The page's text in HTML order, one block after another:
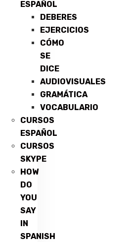
ESPAÑOL
DEBERES
EJERCICIOS
CÓMO
SE
DICE
AUDIOVISUALES
GRAMÁTICA
VOCABULARIO
CURSOS
ESPAÑOL
CURSOS
SKYPE
HOW
DO
YOU
SAY
IN
SPANISH